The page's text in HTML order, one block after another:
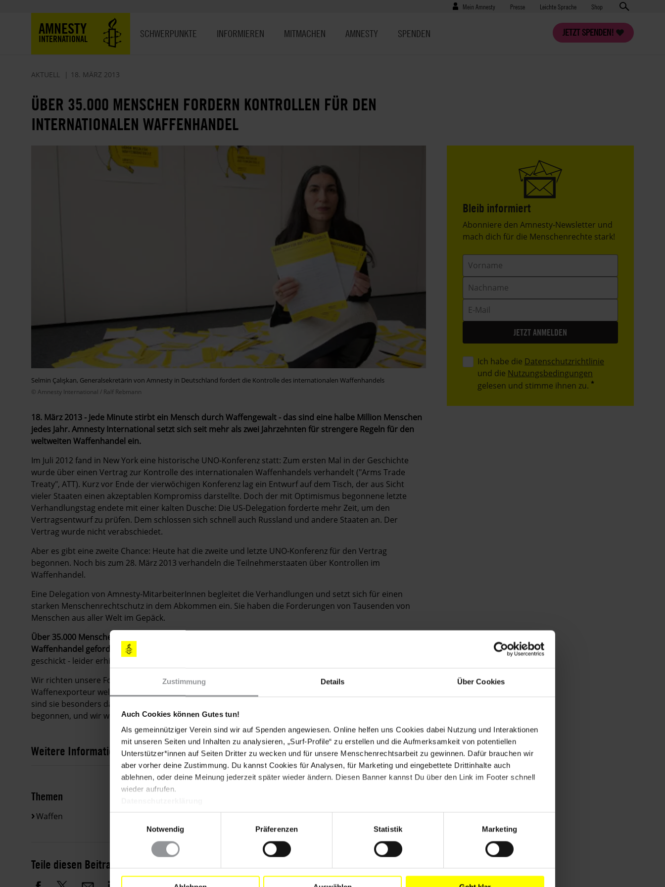
Zustimmung Details Über Cookies
Auch Cookies können Gutes tun!
Als gemeinnütziger Verein sind wir auf Spenden angewiesen. Online helfen uns Cookies dabei Nutzung und Interaktionen
mit unseren Seiten und Inhalten zu analysieren, „Surf-Profile“ zu erstellen und die Aufmerksamkeit von potentiellen
Unterstützer*innen auf Seiten Dritter zu wecken und für unsere Menschenrechtsarbeit zu gewinnen. Dafür brauchen wir
aber vorher deine Zustimmung. Du kannst Cookies für Analysen, für Marketing und eingebettete Drittinhalte auch
ablehnen, oder deine Meinung jederzeit später wieder ändern. Diesen Banner kannst Du über den Link im Footer schnell
wieder aufrufen.
Notwendig
Präferenzen Statistik Marketing
Benutzermenü
Mein Amnesty Presse
Presse Leichte Sprache Shop
AMNESTY
INTERNATIONAL
JETZT SPENDEN!
SCHWERPUNKTE INFORMIEREN MITMACHEN AMNESTY SPENDEN
AKTUELL 18. MÄRZ 2013
ÜBER 35.000 MENSCHEN FORDERN KONTROLLEN FÜR DEN
INTERNATIONALEN WAFFENHANDEL
Selmin Çalışkan, Generalsekretärin von Amnesty in Deutschland fordert die Kontrolle des internationalen Waffenhandels
© Amnesty International / Ralf Rebmann
18. März 2013 - Jede Minute stirbt ein Mensch durch Waffengewalt - das sind eine halbe Million Menschen
jedes Jahr. Amnesty International setzt sich seit mehr als zwei Jahrzehnten für strengere Regeln für den
weltweiten Waffenhandel ein.
Im Juli 2012 fand in New York eine historische UNO-Konferenz statt: Zum ersten Mal in der Geschichte
wurde über einen Vertrag zur Kontrolle des internationalen Waffenhandels verhandelt ("Arms Trade
Treaty", ATT). Kurz vor Ende der vierwöchigen Konferenz lag ein Entwurf auf dem Tisch, der aus Sicht
vieler Staaten einen akzeptablen Kompromiss darstellte. Doch der mit Optimismus begonnene letzte
Verhandlungstag endete mit einer kalten Dusche: Die US-Delegation forderte mehr Zeit, um den
Vertragsentwurf zu prüfen. Dem schlossen sich schnell auch Russland und andere Staaten an. Der
Vertrag wurde nicht verabschiedet.
Aber es gibt eine zweite Chance: Heute hat die zweite und letzte UNO-Konferenz für den Vertrag
begonnen. Noch bis zum 28. März 2013 verhandeln die Teilnehmerstaaten über Kontrollen im
Waffenhandel.
Eine Delegation von Amnesty-MitarbeiterInnen begleitet die Verhandlungen und setzt sich für einen
starken Menschenrechtschutz in dem Abkommen ein. Sie haben die Forderungen von Tausenden von
Menschen aus aller Welt im Gepäck.
Über 35.000 Menschen haben in Deutschland mit ihrer Unterschrift starke Kontrollen im weltweiten
Waffenhandel gefordert.
Amnesty hat die Unterschriften heute an US-Botschafter Murphy in Berlin
geschickt - leider erhielten wir keinen Termin, um die Listen persönlich zu übergeben.
Wir richten unsere Forderungen insbesondere an die USA, weil die Vereinigten Staaten der größte
Waffenexporteur weltweit und eines der fünf ständigen Mitglieder im UNO-Sicherheitsrat sind. Deshalb
sind sie besonders dazu verpflichtet, den "Arms Trade Treaty" zu unterstützen. Die Konferenz hat heute
begonnen, und wir wollen den Druck weiterhin aufrecht erhalten.
Weitere Informationen
Themen
Waffen
Teile diesen Beitrag
Bleib informiert
Header
Text
Abonniere den Amnesty-Newsletter und
mach dich für die Menschenrechte stark!
Vorname
Nachname
E-
Mail
Ich habe die Datenschutzrichtlinie
und die Nutzungsbedingungen
gelesen und stimme ihnen zu.